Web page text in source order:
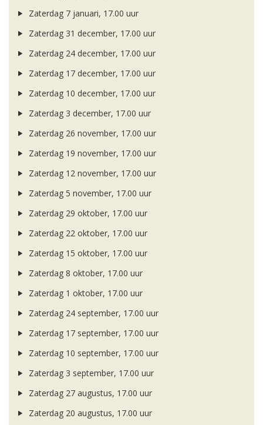
Zaterdag 7 januari, 17.00 uur
Zaterdag 31 december, 17.00 uur
Zaterdag 24 december, 17.00 uur
Zaterdag 17 december, 17.00 uur
Zaterdag 10 december, 17.00 uur
Zaterdag 3 december, 17.00 uur
Zaterdag 26 november, 17.00 uur
Zaterdag 19 november, 17.00 uur
Zaterdag 12 november, 17.00 uur
Zaterdag 5 november, 17.00 uur
Zaterdag 29 oktober, 17.00 uur
Zaterdag 22 oktober, 17.00 uur
Zaterdag 15 oktober, 17.00 uur
Zaterdag 8 oktober, 17.00 uur
Zaterdag 1 oktober, 17.00 uur
Zaterdag 24 september, 17.00 uur
Zaterdag 17 september, 17.00 uur
Zaterdag 10 september, 17.00 uur
Zaterdag 3 september, 17.00 uur
Zaterdag 27 augustus, 17.00 uur
Zaterdag 20 augustus, 17.00 uur